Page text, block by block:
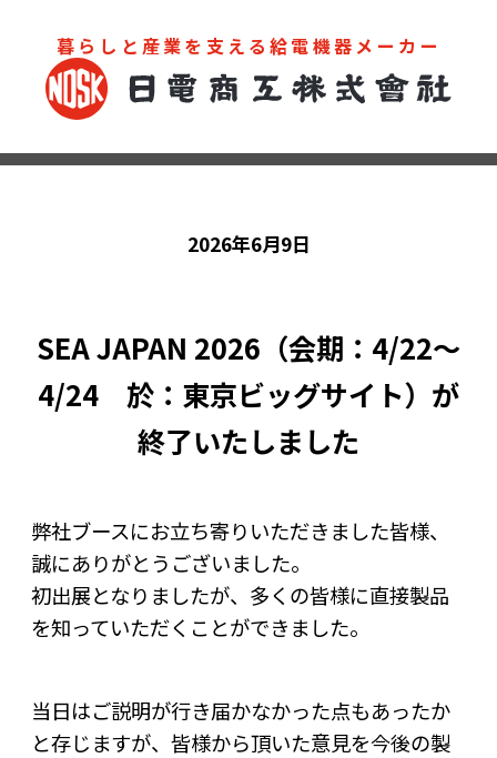
暮らしと産業を支える給電機器メーカー
お問い合わせ カタログ
2026年6月9日
SEA JAPAN 2026（会期：4/22～
4/24 於：東京ビッグサイト）が
終了いたしました
弊社ブースにお立ち寄りいただきました皆様、
誠にありがとうございました。
初出展となりましたが、多くの皆様に直接製品
を知っていただくことができました。
当日はご説明が行き届かなかった点もあったか
と存じますが、皆様から頂いた意見を今後の製